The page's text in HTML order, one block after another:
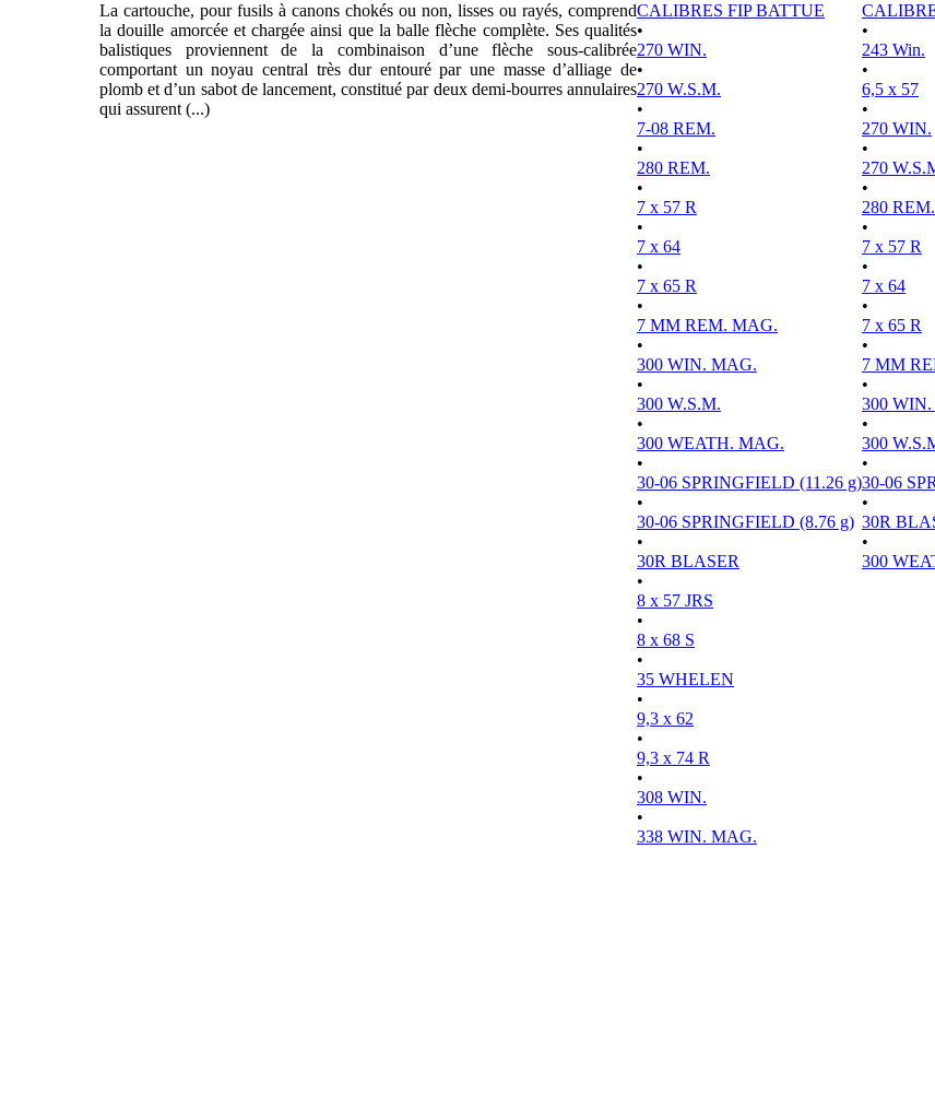
La cartouche, pour fusils à canons chokés ou non, lisses ou rayés, comprend
la douille amorcée et chargée ainsi que la balle flèche complète. Ses qualités
balistiques proviennent de la combinaison d’une flèche sous-calibrée
comportant un noyau central très dur entouré par une masse d’alliage de
plomb et d’un sabot de lancement, constitué par deux demi-bourres annulaires
qui assurent (...)
CALIBRES FIP BATTUE
•
270 WIN.
•
270 W.S.M.
•
7-08 REM.
•
280 REM.
•
7 x 57 R
•
7 x 64
•
7 x 65 R
•
7 MM REM. MAG.
•
300 WIN. MAG.
•
300 W.S.M.
•
300 WEATH. MAG.
•
30-06 SPRINGFIELD (11.26 g)
•
30-06 SPRINGFIELD (8.76 g)
•
30R BLASER
•
8 x 57 JRS
•
8 x 68 S
•
35 WHELEN
•
9,3 x 62
•
9,3 x 74 R
•
308 WIN.
•
338 WIN. MAG.
•
243 Win.
•
6,5 x 57
•
270 WIN.
•
270
•
280 REM.
•
7 x 57 R
•
7 x 64
•
7 x 65 R
•
7 MM
•
300
•
300
•
30-06
•
30R
•
300